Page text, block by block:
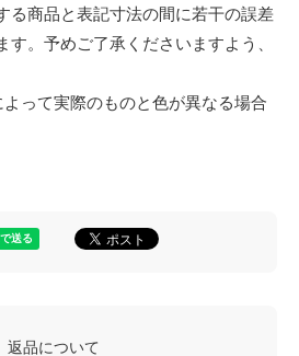
る商品と表記寸法の間に若干の誤差
。予めご了承くださいますよう、
って実際のものと色が異なる場合
返品について